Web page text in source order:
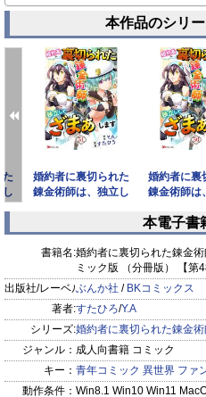
本作品のシリ
た
し
婚約者に裏切られた
錬金術師は、独立し
婚約者に裏
錬金術師は
コミ
prev
本電子書
書籍名:婚約者に裏切られた錬金
ミック版 （分冊版） 【第
出版社/レーベル:ぶんか社 / BKコミックス
著者:すたひろ/Y.A
シリーズ:婚約者に裏切られた錬金
ジャンル： 成人向書籍 コミック
キー： 青年コミック 異世界 ファ
動作条件： Win8.1 Win10 Win11